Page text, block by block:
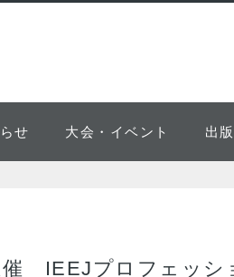
せ 大会・イベント 出
催 IEEJプロフェッシ